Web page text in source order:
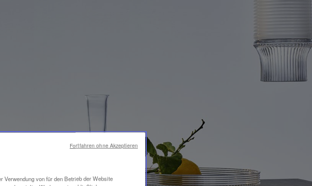
von für den Betrieb der Website
Fortfahren ohne Akzeptieren